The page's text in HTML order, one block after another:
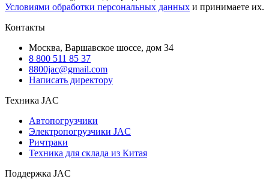
Условиями обработки персональных данных и принимаете их.
Контакты
Москва, Варшавское шоссе, дом 34
8 800 511 85 37
8800jac@gmail.com
Написать директору
Техника JAC
Автопогрузчики
Электропогрузчики JAC
Ричтраки
Техника для склада из Китая
Поддержка JAC